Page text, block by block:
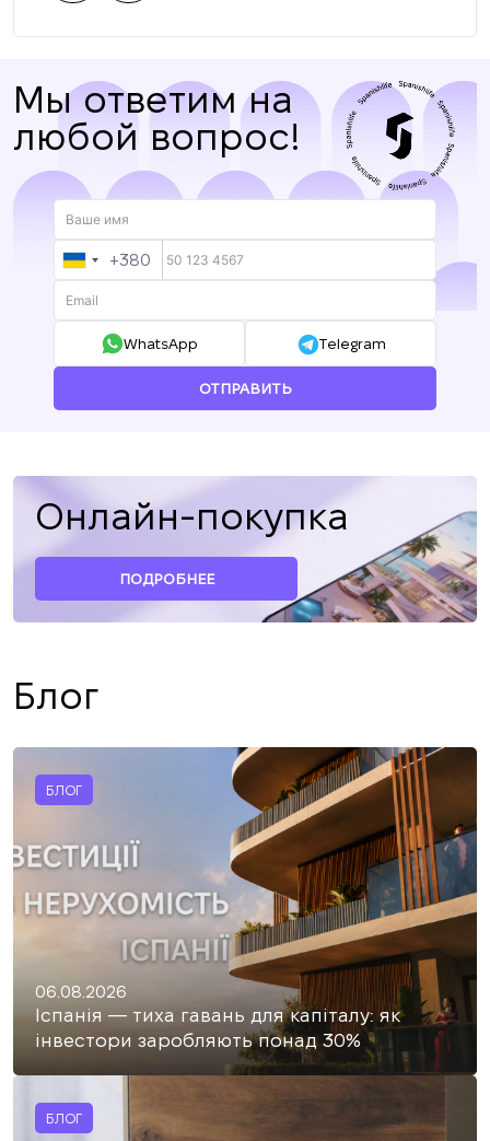
Мы ответим на
любой вопрос!
UKRAINE
+380
+380
WhatsApp Telegram
ОТПРАВИТЬ
Онлайн-покупка
ПОДРОБНЕЕ
Блог
БЛОГ
06.08.2026
Іспанія — тиха гавань для капіталу: як
інвестори заробляють понад 30%
БЛОГ